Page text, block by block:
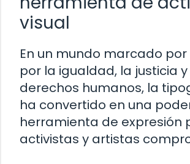
visual
En un mundo marcado
por la igualdad, la justicia y
derechos humanos, la
ha convertido en una
herramienta de expresión
activistas y artistas